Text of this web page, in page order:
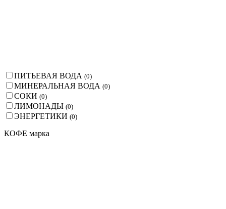
ПИТЬЕВАЯ ВОДА (0)
МИНЕРАЛЬНАЯ ВОДА (0)
СОКИ (0)
ЛИМОНАДЫ (0)
ЭНЕРГЕТИКИ (0)
КОФЕ марка